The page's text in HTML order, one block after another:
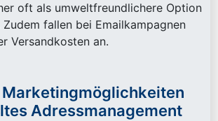
oft als umweltfreundlichere Option
fallen bei Emailkampagnen
Versandkosten an.
Adressmanagement